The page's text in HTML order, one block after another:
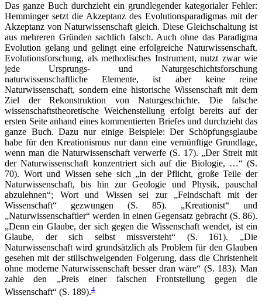
Das ganze Buch durchzieht ein grundlegender kategorialer Fehler:
Hemminger setzt die Akzeptanz des Evolutionsparadigmas mit der
Akzeptanz von Naturwissenschaft gleich. Diese Gleichschaltung ist
aus mehreren Gründen sachlich falsch. Auch ohne das Paradigma
Evolution gelang und gelingt eine erfolgreiche Naturwissenschaft.
Evolutionsforschung, als methodisches Instrument, nutzt zwar wie
jede Ursprungs- und Naturgeschichtsforschung
naturwissenschaftliche Elemente, ist aber keine reine
Naturwissenschaft, sondern eine historische Wissenschaft mit dem
Ziel der Rekonstruktion von Naturgeschichte. Die falsche
wissenschaftstheoretische Weichenstellung erfolgt bereits auf der
ersten Seite anhand eines kommentierten Briefes und durchzieht das
ganze Buch. Dazu nur einige Beispiele: Der Schöpfungsglaube
habe für den Kreationismus nur dann eine vernünftige Grundlage,
wenn man die Naturwissenschaft verwerfe (S. 17). „Der Streit mit
der Naturwissenschaft konzentriert sich auf die Biologie, …“ (S.
70). Wort und Wissen sehe sich „in der Pflicht, große Teile der
Naturwissenschaft, bis hin zur Geologie und Physik, pauschal
abzulehnen“; Wort und Wissen sei zur „Feindschaft mit der
Wissenschaft“ gezwungen (S. 85). „Kreationist“ und
„Naturwissenschaftler“ werden in einen Gegensatz gebracht (S. 86).
„Denn ein Glaube, der sich gegen die Wissenschaft wendet, ist ein
Glaube, der sich selbst missversteht“ (S. 161). „Die
Naturwissenschaft wird grundsätzlich als Problem für den Glauben
gesehen mit der stillschweigenden Folgerung, dass die Christenheit
ohne moderne Naturwissenschaft besser dran wäre“ (S. 183). Man
zahle den „Preis einer falschen Frontstellung gegen die
Wissenschaft“ (S. 189).4